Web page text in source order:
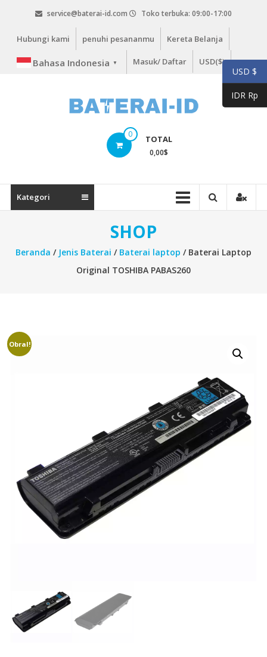
service@baterai-id.com Toko terbuka: 09:00-17:00
Hubungi kami penuhi pesananmu Kereta Belanja
Bahasa Indonesia ▼ Masuk/ Daftar USD($)
id.com
0 TOTAL
0,00$
Kategori
SHOP
Beranda / Jenis Baterai / Baterai laptop / Baterai Laptop
Original TOSHIBA PABAS260
Obral!
USD $
IDR Rp